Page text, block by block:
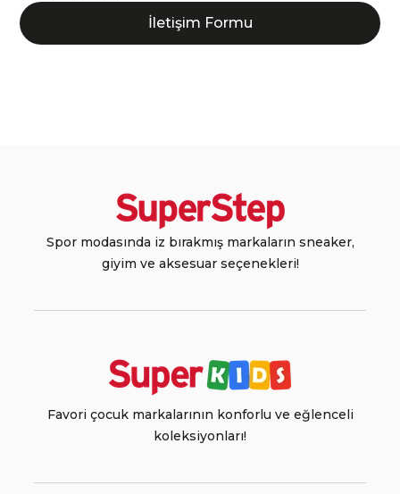
İletişim Formu
Spor modasında iz bırakmış markaların sneaker,
giyim ve aksesuar seçenekleri!
Favori çocuk markalarının konforlu ve eğlenceli
koleksiyonları!